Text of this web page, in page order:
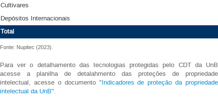
Cultivares
Depósitos Internacionais
Total
Fonte: Nupitec (2023).
Para ver o detalhamento das tecnologias protegidas pelo CDT da UnB
acesse a planilha de detalahmento das proteções de propriedade
intelectual, acesse o documento "Indicadores de proteção da propriedade
intelectual da UnB".